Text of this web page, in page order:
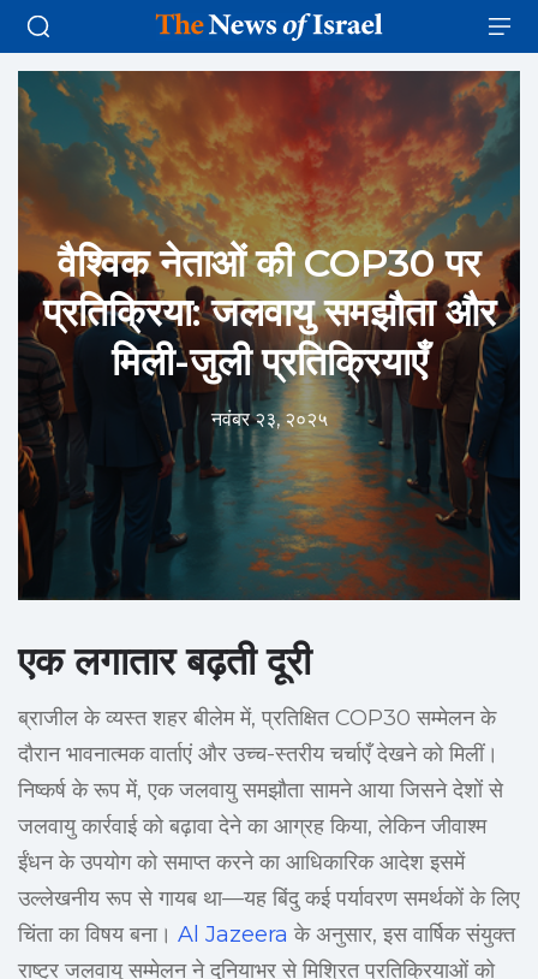
वैश्विक नेताओं की COP30 पर
प्रतिक्रिया: जलवायु समझौता और
मिली-जुली प्रतिक्रियाएँ
नवंबर २३, २०२५
एक लगातार बढ़ती दूरी
ब्राजील के व्यस्त शहर बीलेम में, प्रतिक्षित COP30 सम्मेलन के
दौरान भावनात्मक वार्ताएं और उच्च-स्तरीय चर्चाएँ देखने को मिलीं।
निष्कर्ष के रूप में, एक जलवायु समझौता सामने आया जिसने देशों से
जलवायु कार्रवाई को बढ़ावा देने का आग्रह किया, लेकिन जीवाश्म
ईंधन के उपयोग को समाप्त करने का आधिकारिक आदेश इसमें
उल्लेखनीय रूप से गायब था—यह बिंदु कई पर्यावरण समर्थकों के लिए
चिंता का विषय बना। Al Jazeera के अनुसार, इस वार्षिक संयुक्त
राष्ट्र जलवायु सम्मेलन ने दुनियाभर से मिश्रित प्रतिक्रियाओं को